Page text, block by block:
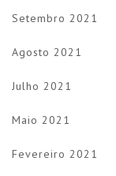
Setembro 2021
Agosto 2021
Julho 2021
Maio 2021
Fevereiro 2021